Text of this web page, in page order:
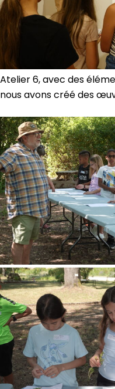
Atelier 6, avec des
nous avons créé des